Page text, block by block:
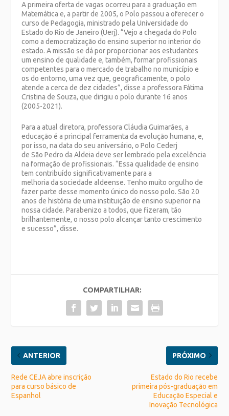
A primeira oferta de vagas ocorreu para a graduação em
Matemática e, a partir de 2005, o Polo passou a oferecer o
curso de Pedagogia, ministrado pela Universidade do
Estado do Rio de Janeiro (Uerj).“Vejo a chegada do Polo
como a democratização do ensino superior no interior do
estado. A missão se dá por proporcionar aos estudantes
um ensino de qualidade e, também, formar profissionais
competentes para o mercado de trabalho no município e
os do entorno, uma vez que, geograficamente, o polo
atende a cerca de dez cidades”, disse a professora Fátima
Cristina de Souza, que dirigiu o polo durante 16 anos
(2005-2021).
Para a atual diretora, professora Cláudia Guimarães, a
educação é a principal ferramenta da evolução humana, e,
por isso, na data do seu aniversário, o Polo Cederj
de São Pedro da Aldeia deve ser lembrado pela excelência
na formação de profissionais. “Essa qualidade de ensino
tem contribuído significativamente para a
melhoria da sociedade aldeense. Tenho muito orgulho de
fazer parte desse momento único do nosso polo. São 20
anos de história de uma instituição de ensino superior na
nossa cidade. Parabenizo a todos, que fizeram, tão
brilhantemente, o nosso polo alcançar tanto crescimento
e sucesso”, disse.
COMPARTILHAR:
ANTERIOR
Rede CEJA abre inscrição
para curso básico de
Espanhol
PRÓXIMO
Estado do Rio recebe
primeira pós-graduação em
Educação Especial e
Inovação Tecnológica